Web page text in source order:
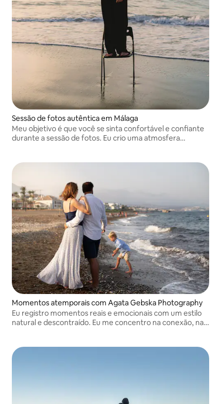
Sessão de fotos autêntica em Málaga
Meu objetivo é que você se sinta confortável e confiante
durante a sessão de fotos. Eu crio uma atmosfera
Momentos atemporais com Agata Gebska Photography
Eu registro momentos reais e emocionais com um estilo
natural e descontraído. Eu me concentro na conexão, na